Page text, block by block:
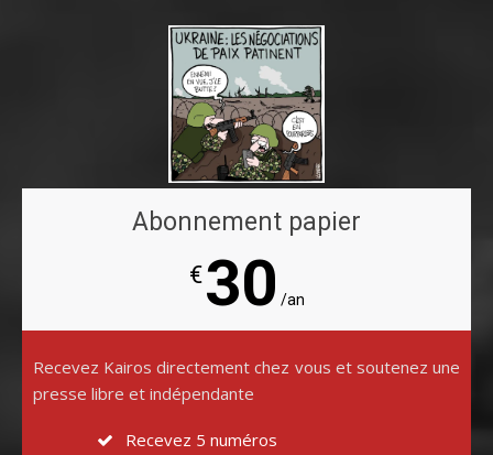
Abonnement papier
€30 /an
Recevez Kairos directement chez vous et soutenez une
presse libre et indépendante
Recevez 5 numéros